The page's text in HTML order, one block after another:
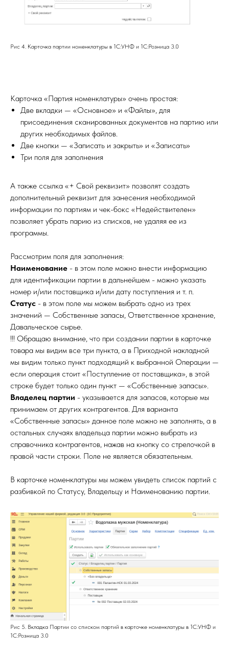
Рис 4. Карточка партии номенклатуры в 1С:УНФ и 1С:Розница 3.0
Карточка «Партия номенклатуры» очень простая:
Две вкладки — «Основное» и «Файлы», для
присоединения сканированных документов на партию или
других необходимых файлов.
Две кнопки — «Записать и закрыть» и «Записать»
Три поля для заполнения
А также ссылка «+ Свой реквизит» позволят создать
дополнительный реквизит для занесения необходимой
информации по партиям и чек-бокс «Недействителен»
позволяет убрать парию из списков, не удаляя ее из
программы.
Рассмотрим поля для заполнения:
Наименование - в этом поле можно внести информацию
для идентификации партии в дальнейшем - можно указать
номер и/или поставщика и/или дату поступления и т. п.
Статус - в этом поле мы можем выбрать одно из трех
значений — Собственные запасы, Ответственное хранение,
Давальческое сырье.
!!! Обращаю внимание, что при создании партии в карточке
товара мы видим все три пункта, а в Приходной накладной
мы видим только пункт подходящий к выбранной Операции —
если операция стоит «Поступление от поставщика», в этой
строке будет только один пункт — «Собственные запасы».
Владелец партии - указывается для запасов, которые мы
принимаем от других контрагентов. Для варианта
«Собственные запасы» данное поле можно не заполнять, а в
остальных случаях владельца партии можно выбрать из
справочника контрагентов, нажав на кнопку со стрелочкой в
правой части строки. Поле не является обязательным.
В карточке номенклатуры мы можем увидеть список партий с
разбивкой по Статусу, Владельцу и Наименованию партии.
Рис 5. Вкладка Партии со списком партий в карточке номенклатуры в 1С:УНФ и
1С:Розница 3.0